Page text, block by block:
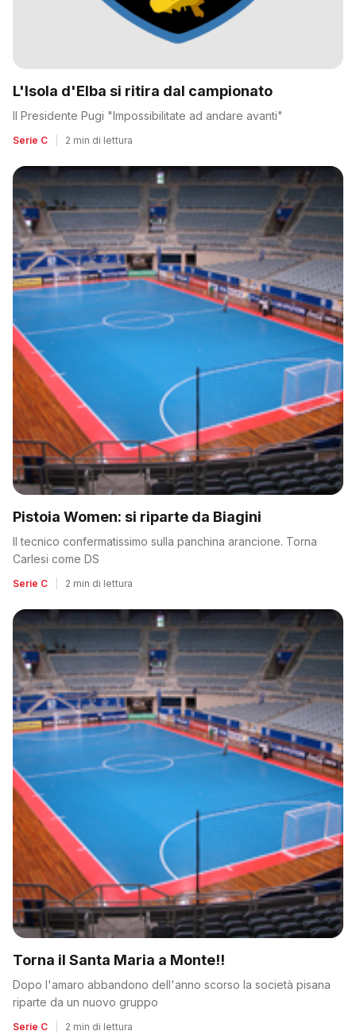
L'Isola d'Elba si ritira dal campionato
Il Presidente Pugi "Impossibilitate ad andare avanti"
Serie C 2 min di lettura
Pistoia Women: si riparte da Biagini
Il tecnico confermatissimo sulla panchina arancione. Torna
Carlesi come DS
Serie C 2 min di lettura
Torna il Santa Maria a Monte!!
Dopo l'amaro abbandono dell'anno scorso la società pisana
riparte da un nuovo gruppo
Serie C 2 min di lettura